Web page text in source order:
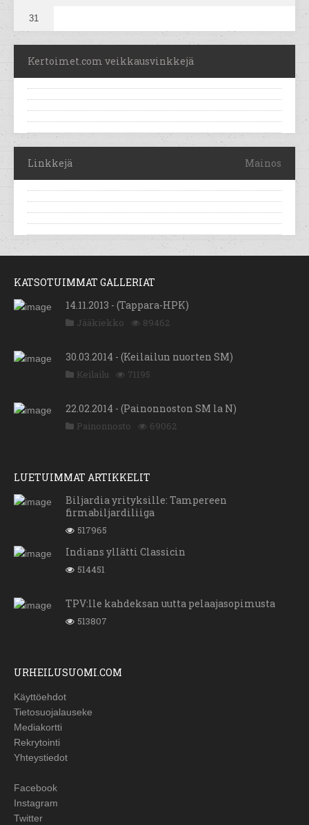
31
Kertoimet.com veikkausvinkkejä
Linkkejä Mainos
KATSOTUIMMAT GALLERIAT
14.11.2013 - (Tappara-HPK)
Jääkiekko 89462
30.03.2014 - (Keilailun nuorten SM)
Keilailu 71195
22.02.2014 - (Painonnoston SM la N)
Painonnosto 69062
LUETUIMMAT ARTIKKELIT
Biljardia yrityksille: Tampereen
firmabiljardiliiga
517965
Indians yllätti Classicin
514451
TPV:lle kahdeksan uutta pelaajasopimusta
513807
URHEILUSUOMI.COM
Käyttöehdot
Tietosuojalauseke
Mediakortti
Rekrytointi
Yhteystiedot
Facebook
Instagram
Twitter